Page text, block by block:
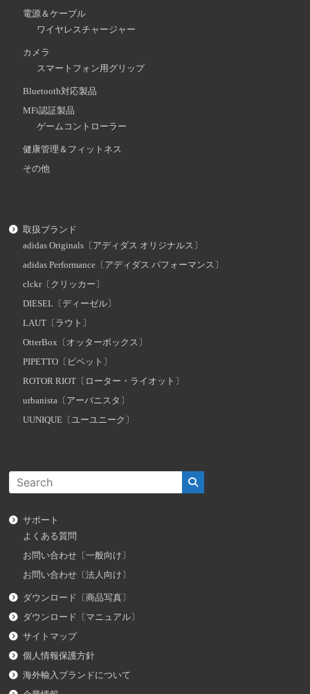
電源＆ケーブル
ワイヤレスチャージャー
カメラ
スマートフォン用グリップ
Bluetooth対応製品
MFi認証製品
ゲームコントローラー
健康管理＆フィットネス
その他
取扱ブランド
adidas Originals〔アディダス オリジナルス〕
adidas Performance〔アディダス パフォーマンス〕
clckr〔クリッカー〕
DIESEL〔ディーゼル〕
LAUT〔ラウト〕
OtterBox〔オッターボックス〕
PIPETTO〔ピペット〕
ROTOR RIOT〔ローター・ライオット〕
urbanista〔アーバニスタ〕
UUNIQUE〔ユーユニーク〕
サポート
よくある質問
お問い合わせ〔一般向け〕
お問い合わせ〔法人向け〕
ダウンロード〔商品写真〕
ダウンロード〔マニュアル〕
サイトマップ
個人情報保護方針
海外輸入ブランドについて